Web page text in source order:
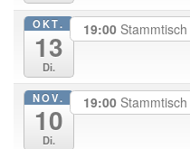
OKT.
13
Di.
19:00 Stammtisch
NOV.
10
Di.
19:00 Stammtisch